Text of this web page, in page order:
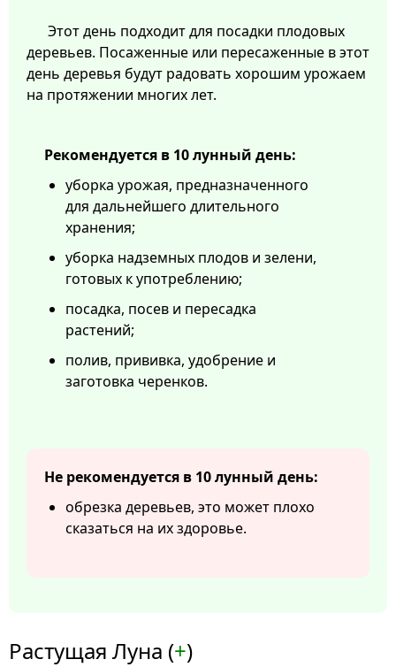
Этот день подходит для посадки плодовых
деревьев. Посаженные или пересаженные в этот
день деревья будут радовать хорошим урожаем
на протяжении многих лет.
Рекомендуется в 10 лунный день:
уборка урожая, предназначенного
для дальнейшего длительного
хранения;
уборка надземных плодов и зелени,
готовых к употреблению;
посадка, посев и пересадка
растений;
полив, прививка, удобрение и
заготовка черенков.
Не рекомендуется в 10 лунный день:
обрезка деревьев, это может плохо
сказаться на их здоровье.
Растущая Луна (+)